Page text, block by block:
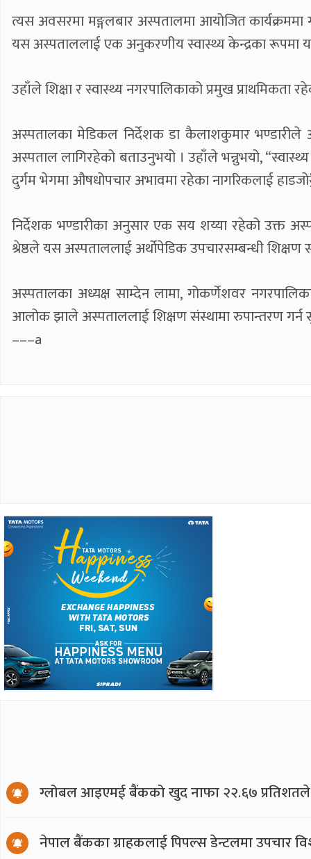
त्यस अवसरमा मङ्गलबार अस्पतालमा आयोजित
यस अस्पताललाई एक अनुकरणीय स्वास्थ्य केन्द्रका रूपमा
उहाँले शिक्षा र स्वास्थ्य नगरपालिकाको प्रमुख प्राथमिकता
अस्पतालका मेडिकल निर्देशक डा कैलाशकुमार
अस्पताल लागिरहेको बताउनुभयो । उहाँले भन्नुभयो,
दुर्गम भेगमा औषधोपचार अभावमा रहेका नागरिकलाई
निर्देशक भण्डारीका अनुसार एक सय शय्या रहेको उक्त
श्रेष्ठले यस अस्पताललाई अर्थोपेडिक उपचारसम्बन्धी शिक्षण
अस्पतालका अध्यक्ष साम्देन लामा, गोकर्णेशवर
आलोक झाले अस्पताललाई शिक्षण संस्थामा रुपान्तरण गर्न
–––a
ग्लोबल आइएमई बैंकको खुद नाफा २२.६७ प्रतिशतले
नेपाल बैंकका ग्राहकलाई पिपल्स डेन्टलमा उपचार